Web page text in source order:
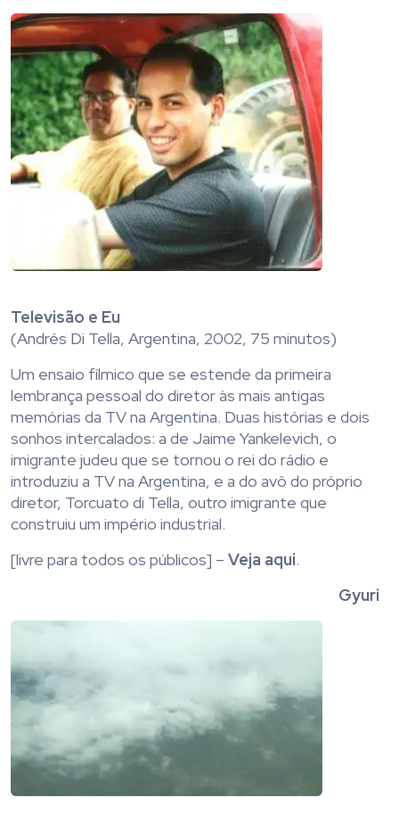
Televisão e Eu
(Andrés Di Tella, Argentina, 2002, 75 minutos)
Um ensaio fílmico que se estende da primeira
lembrança pessoal do diretor às mais antigas
memórias da TV na Argentina. Duas histórias e dois
sonhos intercalados: a de Jaime Yankelevich, o
imigrante judeu que se tornou o rei do rádio e
introduziu a TV na Argentina, e a do avô do próprio
diretor, Torcuato di Tella, outro imigrante que
construiu um império industrial.
[livre para todos os públicos] – Veja aqui.
Gyuri